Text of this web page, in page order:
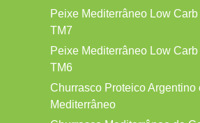
Peixe Mediterrâneo Low
TM7
Peixe Mediterrâneo Low
TM6
Churrasco Proteico Argentino
Mediterrâneo